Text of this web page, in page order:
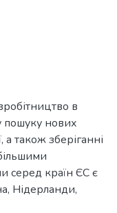
в
пошуку нових
а також зберіганні
серед країн ЄС є
Нідерланди,